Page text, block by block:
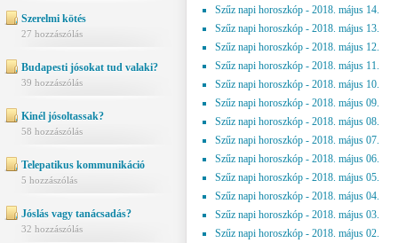
Szerelmi kötés
27 hozzászólás
Budapesti jósokat tud valaki?
39 hozzászólás
Kinél jósoltassak?
58 hozzászólás
Telepatikus kommunikáció
5 hozzászólás
Jóslás vagy tanácsadás?
32 hozzászólás
Szűz napi horoszkóp - 2018. május 14.
Szűz napi horoszkóp - 2018. május 13.
Szűz napi horoszkóp - 2018. május 12.
Szűz napi horoszkóp - 2018. május 11.
Szűz napi horoszkóp - 2018. május 10.
Szűz napi horoszkóp - 2018. május 09.
Szűz napi horoszkóp - 2018. május 08.
Szűz napi horoszkóp - 2018. május 07.
Szűz napi horoszkóp - 2018. május 06.
Szűz napi horoszkóp - 2018. május 05.
Szűz napi horoszkóp - 2018. május 04.
Szűz napi horoszkóp - 2018. május 03.
Szűz napi horoszkóp - 2018. május 02.